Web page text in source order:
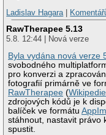
Ladislav Hagara|
RawTherapee 5.13
5.8. 12:44 | Nová verze
Byla vydána nová verze
svobodného
pro konverzi a
fotografií primárně ve
RawTherapee (Wikipedie
zdrojových kódů je k
balíček ve formátu
stáhnout, nastavit právo
spustit.